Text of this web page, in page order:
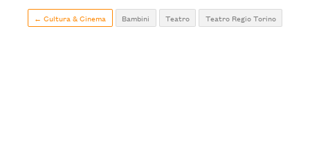
← Cultura & Cinema Bambini Teatro Teatro Regio Torino